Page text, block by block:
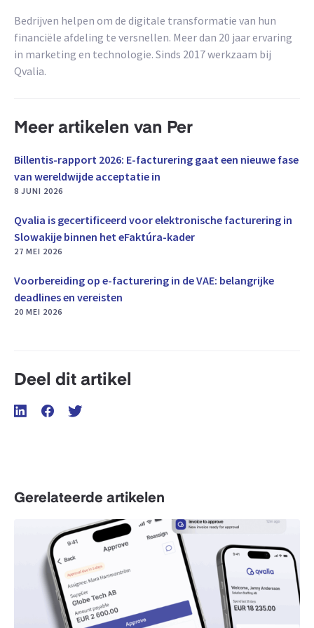
Bedrijven helpen om de digitale transformatie van hun
financiële afdeling te versnellen. Meer dan 20 jaar ervaring
in marketing en technologie. Sinds 2017 werkzaam bij
Qvalia.
Meer artikelen van Per
Billentis-rapport 2026: E-facturering gaat een nieuwe fase
van wereldwijde acceptatie in
8 JUNI 2026
Qvalia is gecertificeerd voor elektronische facturering in
Slowakije binnen het eFaktúra-kader
27 MEI 2026
Voorbereiding op e-facturering in de VAE: belangrijke
deadlines en vereisten
20 MEI 2026
Deel dit artikel
Gerelateerde artikelen